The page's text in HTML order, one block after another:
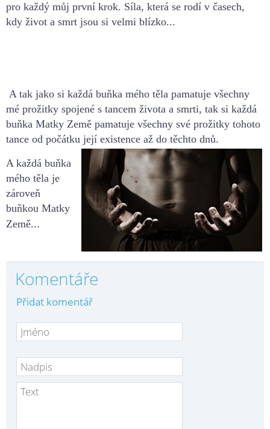
pro každý můj první krok. Síla, která se rodí v časech,
kdy život a smrt jsou si velmi blízko...
A tak jako si každá buňka mého těla pamatuje všechny
mé prožitky spojené s tancem života a smrti, tak si každá
buňka Matky Země pamatuje všechny své prožitky tohoto
tance od počátku její existence až do těchto dnů.
A každá buňka
mého těla je
zároveň
buňkou Matky
Země...
Komentáře
Přidat komentář